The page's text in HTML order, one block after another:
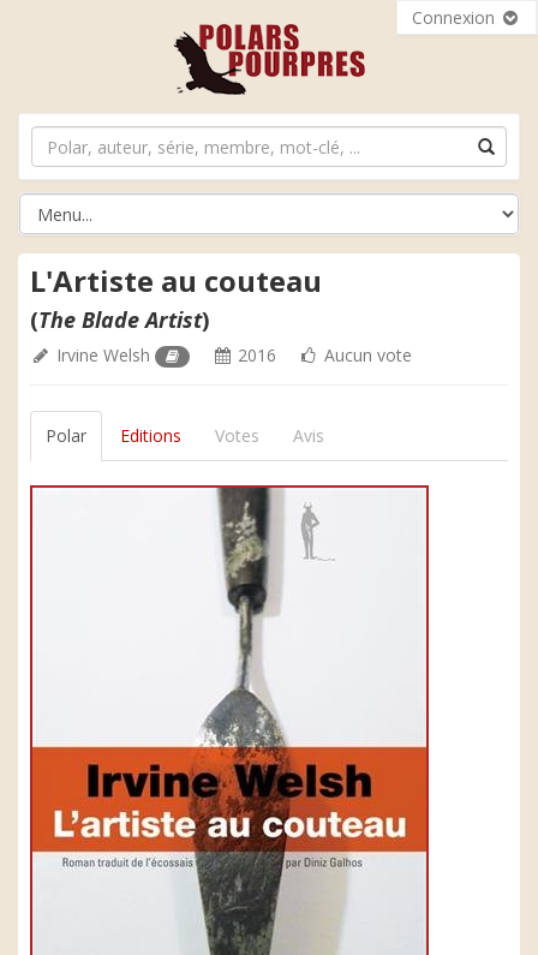
Connexion
L'Artiste au couteau
(The Blade Artist)
Irvine Welsh 2016 Aucun vote
Polar Editions Votes Avis